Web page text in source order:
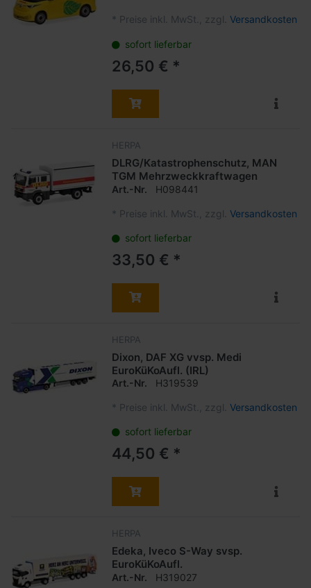
* Preise inkl. MwSt., zzgl. Versandkosten
sofort lieferbar
26,50 € *
HERPA
DLRG/Katastrophenschutz, MAN
TGM Mehrzweckkraftwagen
Art.-Nr. H098441
* Preise inkl. MwSt., zzgl. Versandkosten
sofort lieferbar
33,50 € *
HERPA
Dixon, DAF XG vvsp. Medi
EuroKüKoAufl. (IRL)
Art.-Nr. H319539
* Preise inkl. MwSt., zzgl. Versandkosten
sofort lieferbar
44,50 € *
HERPA
Edeka, Iveco S-Way svsp.
EuroKüKoAufl.
Art.-Nr. H319027